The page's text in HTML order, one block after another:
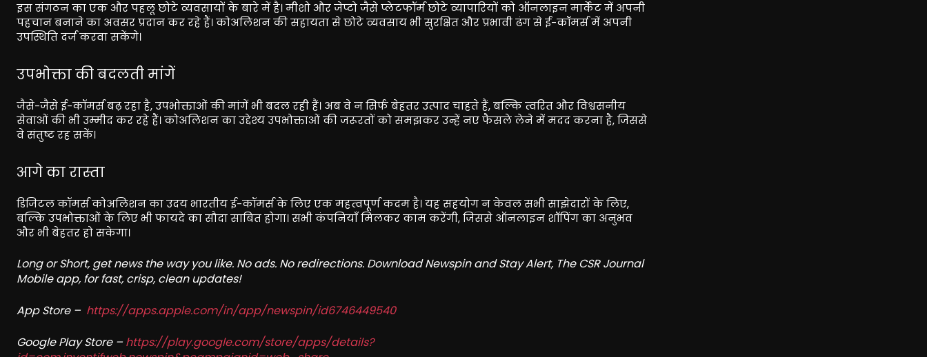
इस संगठन का एक और पहलू छोटे व्यवसायों के बारे में है। मीशो और जेप्टो जैसे प्लेटफॉर्म छोटे व्यापारियों को ऑनलाइन मार्केट में अपनी
पहचान बनाने का अवसर प्रदान कर रहे हैं। कोअलिशन की सहायता से छोटे व्यवसाय भी सुरक्षित और प्रभावी ढंग से ई-कॉमर्स में अपनी
उपस्थिति दर्ज करवा सकेंगे।
उपभोक्ता की बदलती मांगें
जैसे-जैसे ई-कॉमर्स बढ़ रहा है, उपभोक्ताओं की मांगें भी बदल रही हैं। अब वे न सिर्फ बेहतर उत्पाद चाहते हैं, बल्कि त्वरित और विश्वसनीय
सेवाओं की भी उम्मीद कर रहे हैं। कोअलिशन का उद्देश्य उपभोक्ताओं की जरूरतों को समझकर उन्हें नए फैसले लेने में मदद करना है, जिससे
वे संतुष्ट रह सकें।
आगे का रास्ता
डिजिटल कॉमर्स कोअलिशन का उदय भारतीय ई-कॉमर्स के लिए एक महत्वपूर्ण कदम है। यह सहयोग न केवल सभी साझेदारों के लिए,
बल्कि उपभोक्ताओं के लिए भी फायदे का सौदा साबित होगा। सभी कंपनियाँ मिलकर काम करेंगी, जिससे ऑनलाइन शॉपिंग का अनुभव
और भी बेहतर हो सकेगा।
Long or Short, get news the way you like. No ads. No redirections. Download Newspin and Stay Alert, The CSR Journal
Mobile app, for fast, crisp, clean updates!
App Store – https://apps.apple.com/in/app/newspin/id6746449540
Google Play Store – https://play.google.com/store/apps/details?